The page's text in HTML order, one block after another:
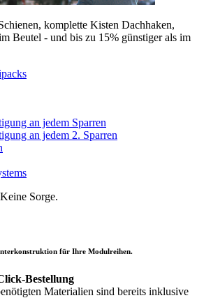
komplette Kisten Dachhaken,
Beutel - und bis zu 15% günstiger als im
an jedem Sparren
an jedem 2. Sparren
Sorge.
für Ihre Modulreihen.
Bestellung
Materialien sind bereits inklusive